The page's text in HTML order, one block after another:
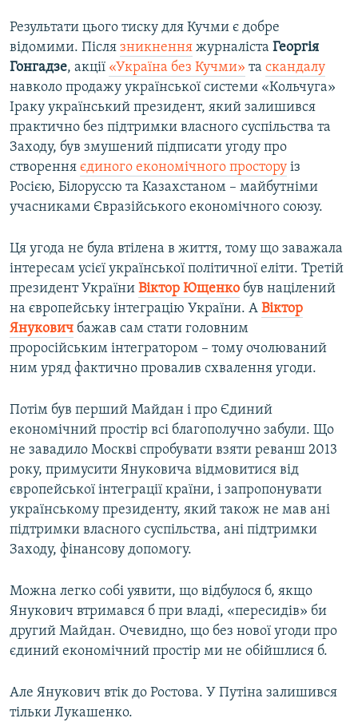
Результати цього тиску для Кучми є добре
відомими. Після зникнення журналіста Георгія
Гонгадзе, акції «Україна без Кучми» та скандалу
навколо продажу української системи «Кольчуга»
Іраку український президент, який залишився
практично без підтримки власного суспільства та
Заходу, був змушений підписати угоду про
створення єдиного економічного простору із
Росією, Білоруссю та Казахстаном – майбутніми
учасниками Євразійського економічного союзу.
Ця угода не була втілена в життя, тому що заважала
інтересам усієї української політичної еліти. Третій
президент України Віктор Ющенко був націлений
на європейську інтеграцію України. А Віктор
Янукович бажав сам стати головним
проросійським інтегратором – тому очолюваний
ним уряд фактично провалив схвалення угоди.
Потім був перший Майдан і про Єдиний
економічний простір всі благополучно забули. Що
не завадило Москві спробувати взяти реванш 2013
року, примусити Януковича відмовитися від
європейської інтеграції країни, і запропонувати
українському президенту, який також не мав ані
підтримки власного суспільства, ані підтримки
Заходу, фінансову допомогу.
Можна легко собі уявити, що відбулося б, якщо
Янукович втримався б при владі, «пересидів» би
другий Майдан. Очевидно, що без нової угоди про
єдиний економічний простір ми не обійшлися б.
Але Янукович втік до Ростова. У Путіна залишився
тільки Лукашенко.